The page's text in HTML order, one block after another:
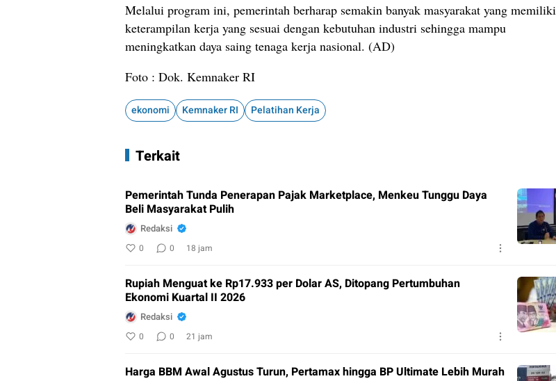
Melalui program ini, pemerintah berharap semakin banyak masyarakat yang memiliki
keterampilan kerja yang sesuai dengan kebutuhan industri sehingga mampu
meningkatkan daya saing tenaga kerja nasional. (AD)
Foto : Dok. Kemnaker RI
ekonomi Kemnaker RI Pelatihan Kerja
Terkait
Pemerintah Tunda Penerapan Pajak Marketplace, Menkeu Tunggu Daya
Beli Masyarakat Pulih
Redaksi
0 0 18 jam
Rupiah Menguat ke Rp17.933 per Dolar AS, Ditopang Pertumbuhan
Ekonomi Kuartal II 2026
Redaksi
0 0 21 jam
Harga BBM Awal Agustus Turun, Pertamax hingga BP Ultimate Lebih Murah